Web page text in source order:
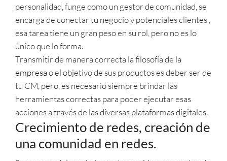
personalidad, funge como un gestor de comunidad, se
encarga de conectar tu negocio y potenciales clientes ,
esa tarea tiene un gran peso en su rol, pero no es lo
único que lo forma.
Transmitir de manera correcta la filosofía de la
empresao el objetivo de sus productos es deber ser de
tu CM, pero, es necesario siempre brindar las
herramientas correctas para poder ejecutar esas
acciones a través de las diversas plataformas digitales.
Crecimiento de redes, creación de
una comunidad en redes.